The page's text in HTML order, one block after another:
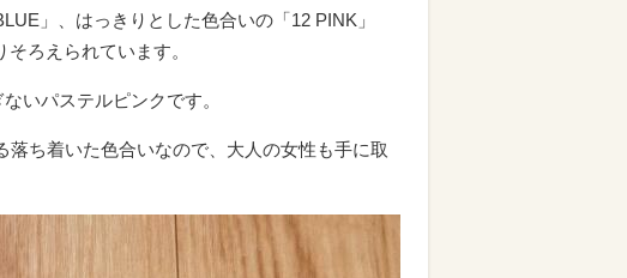
」、はっきりとした色合いの「12 PINK」
ろえられています。
いパステルピンクです。
ち着いた色合いなので、大人の女性も手に取